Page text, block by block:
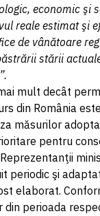
economic şi
reale estimat şi
de vânătoare
stării
mult decât
din România
măsurilor
pentru
periodic şi
elaborat.
din perioada